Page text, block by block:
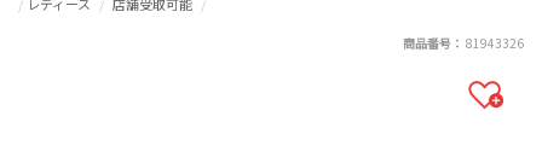
商品番号： 81943326